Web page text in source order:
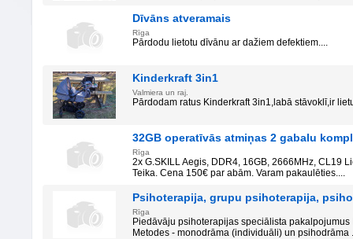
Dīvāns atveramais
Rīga
Pārdodu lietotu dīvānu ar dažiem defektiem....
Kinderkraft 3in1
Valmiera un raj.
Pārdodam ratus Kinderkraft 3in1,labā stāvoklī,ir
32GB operatīvās atmiņas 2 gabalu
Rīga
2x G.SKILL Aegis, DDR4, 16GB, 2666MHz, CL19
Teika. Cena 150€ par abām. Varam pakaulēties....
Psihoterapija, grupu psihoterapija,
Rīga
Piedāvāju psihoterapijas speciālista
Metodes - monodrāma (individuāli) un psihodrāma